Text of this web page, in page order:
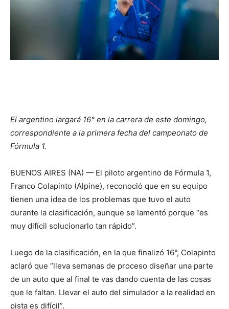
El argentino largará 16° en la carrera de este domingo,
correspondiente a la primera fecha del campeonato de
Fórmula 1.
BUENOS AIRES (NA) — El piloto argentino de Fórmula 1,
Franco Colapinto (Alpine), reconoció que en su equipo
tienen una idea de los problemas que tuvo el auto
durante la clasificación, aunque se lamentó porque “es
muy difícil solucionarlo tan rápido”.
Luego de la clasificación, en la que finalizó 16°, Colapinto
aclaró que “lleva semanas de proceso diseñar una parte
de un auto que al final te vas dando cuenta de las cosas
que le faltan. Llevar el auto del simulador a la realidad en
pista es difícil”.